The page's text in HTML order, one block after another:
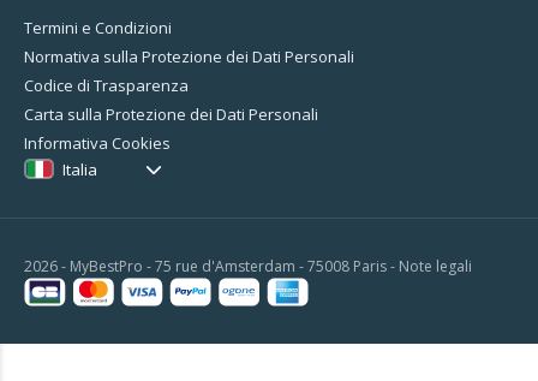
Termini e Condizioni
Normativa sulla Protezione dei Dati Personali
Codice di Trasparenza
Carta sulla Protezione dei Dati Personali
Informativa Cookies
Italia
2026 - MyBestPro - 75 rue d'Amsterdam - 75008 Paris - Note legali